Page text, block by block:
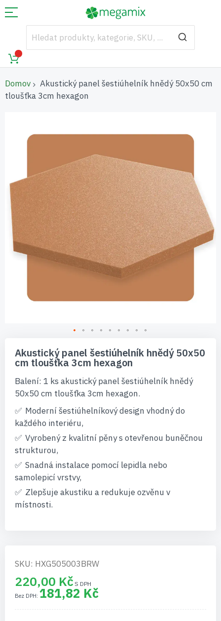
Domov
Akustický panel šestiúhelník hnědý 50x50 cm
tloušťka 3cm hexagon
začátek
galerie
obrázky
Akustický panel šestiúhelník hnědý 50x50
cm tloušťka 3cm hexagon
Balení: 1 ks akustický panel šestiúhelník hnědý
50x50 cm tloušťka 3cm hexagon.
Moderní šestiúhelníkový design vhodný do
každého interiéru,
Vyrobený z kvalitní pěny s otevřenou buněčnou
strukturou,
Snadná instalace pomocí lepidla nebo
samolepicí vrstvy,
Zlepšuje akustiku a redukuje ozvěnu v
místnosti.
SKU: HXG505003BRW
220,00 Kč
181,82 Kč